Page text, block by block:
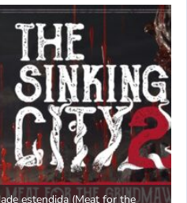
estendida (Meat for the